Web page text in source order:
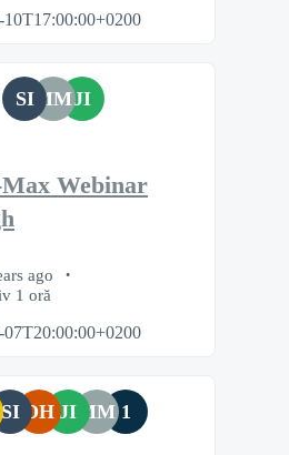
10T17:00:00+0200
SI MMJI
Webinar
ago
1 oră
07T20:00:00+0200
SI DH JI MM 1